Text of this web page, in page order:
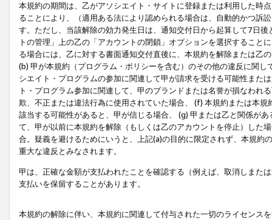
本規約の期間は、乙がアソシエイト・サイトに登録または利用した時
ることにより、（適用ある法により認められる場合は、自動的かつ訴
す。ただし、当該解除の効力発生日は、通知交付日から起算して7日
トの管理」上の乙の「アカウントの閉鎖」オプションを選択するこ
る場合には、乙に対する書面通知交付直後に、本規約を解除または乙
(b) 甲が本規約（プログラム・ポリシーを含む）のその他の違反に関
シエイト・プログラムの参加に関連して甲が請求を受ける可能性また
ト・プログラム参加に関連して、甲のブランドまたは名誉が損なわれ
欺、不正または違法行為に使用されていた場合、 (f) 本規約または本
該当する可能性があると、甲が信じる場合、 (g) 甲または乙と関係が
て、甲が以前に本規約を解除（もしくは乙のアカウントを停止）した
合。疑義を避けるためにいうと、上記(a)の目的に限定されず、本規
重大な違反とみなされます。
甲は、正確な金額が支払われたことを確認する（例えば、取消しまた
支払いを保留することがあります。
本規約の解除に伴い、本規約に関連して付与された一切のライセンス